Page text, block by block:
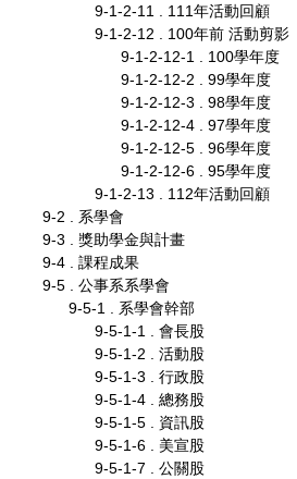
9-1-2-11 . 111年活動回顧
9-1-2-12 . 100年前 活動剪影
9-1-2-12-1 . 100學年度
9-1-2-12-2 . 99學年度
9-1-2-12-3 . 98學年度
9-1-2-12-4 . 97學年度
9-1-2-12-5 . 96學年度
9-1-2-12-6 . 95學年度
9-1-2-13 . 112年活動回顧
9-2 . 系學會
9-3 . 獎助學金與計畫
9-4 . 課程成果
9-5 . 公事系系學會
9-5-1 . 系學會幹部
9-5-1-1 . 會長股
9-5-1-2 . 活動股
9-5-1-3 . 行政股
9-5-1-4 . 總務股
9-5-1-5 . 資訊股
9-5-1-6 . 美宣股
9-5-1-7 . 公關股